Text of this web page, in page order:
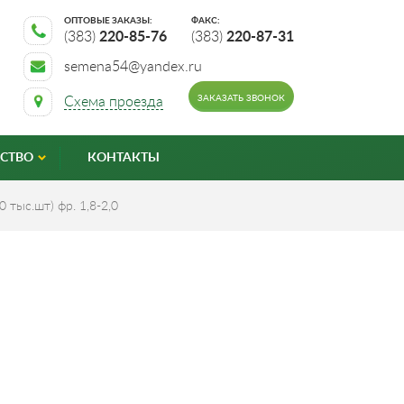
Схема проезда
semena54@yandex.ru
ОПТОВЫЕ ЗАКАЗЫ:
(383) 220-85-76
ФАКС:
(383) 220-87-31
ЗАКАЗАТЬ ЗВОНОК
КОНТАКТЫ
тыс.шт) фр. 1,8-2,0